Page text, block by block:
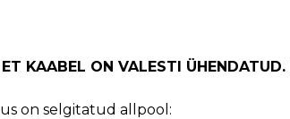
KAABEL ON VALESTI
on selgitatud allpool: